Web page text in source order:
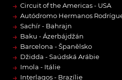
→ Circuit of the Americas - USA
→ Autódromo Hermanos
→ Sachír - Bahrajn
→ Baku - Ázerbájdžán
→ Barcelona - Španělsko
→ Džidda - Saúdská Arábie
→ Imola - Itálie
→ Interlagos - Brazílie